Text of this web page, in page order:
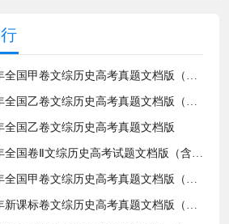
国甲卷文综历史高考真题文档版（原卷含答案）
国乙卷文综历史高考真题文档版（原卷含答案）
全国乙卷文综历史高考真题文档版
国卷Ⅱ文综历史高考试题文档版（含答案）
国甲卷文综历史高考真题文档版（含答案）
课标卷文综历史高考真题文档版（含答案）